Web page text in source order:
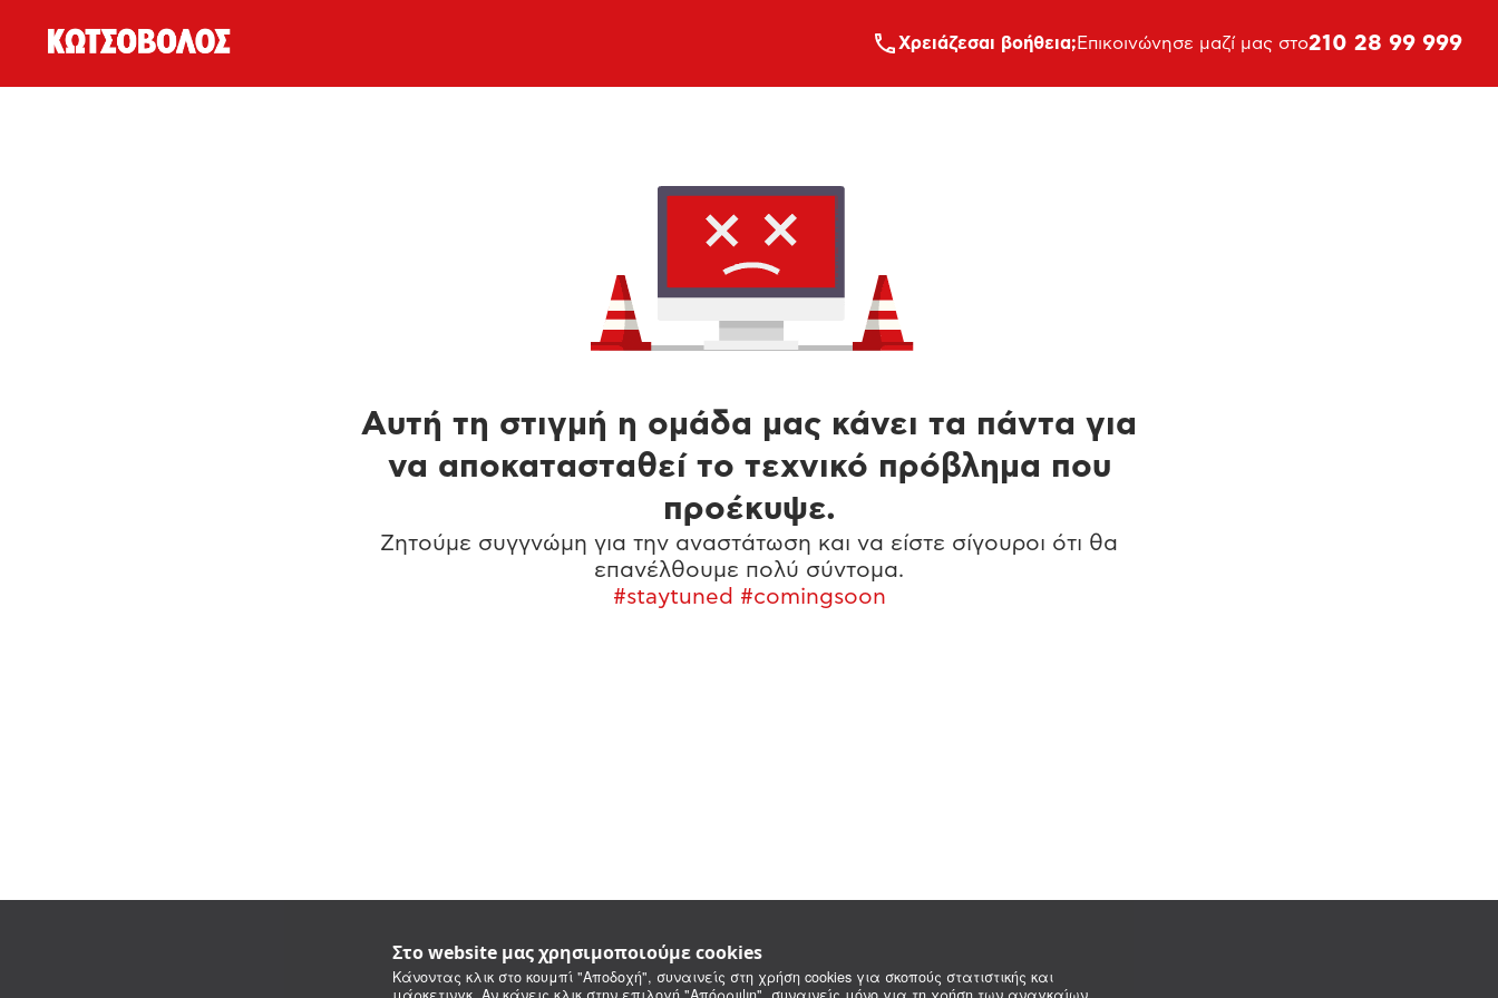
Στο website μας χρησιμοποιούμε cookies
Κάνοντας κλικ στο κουμπί "Αποδοχή", συναινείς στη χρήση cookies για σκοπούς στατιστικής και
Xρειάζεσαι βοήθεια; Επικοινώνησε μαζί μας στο210 28 99 999
Αυτή τη στιγμή η ομάδα μας κάνει τα πάντα για
να αποκατασταθεί το τεχνικό πρόβλημα που
προέκυψε.
Ζητούμε συγγνώμη για την αναστάτωση και να είστε σίγουροι ότι θα
επανέλθουμε πολύ σύντομα.
#staytuned #comingsoon